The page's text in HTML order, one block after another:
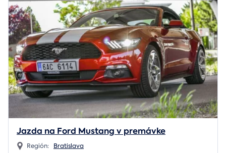
Jazda na Ford Mustang v premávke
Región: Bratislava